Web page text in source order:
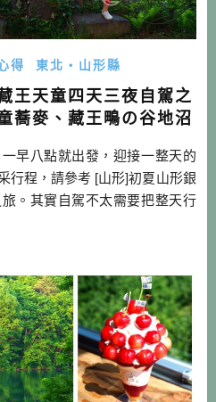
得 東北・山形縣
王天童四天三夜自駕之
蕎麥、藏王鴫の谷地沼
早八點就出發，迎接一整天的
行程，請參考 [山形]初夏山形銀
。其實自駕不太需要把整天行
，自然就會引導我們去最美的
每週三、六) BR1 […]…